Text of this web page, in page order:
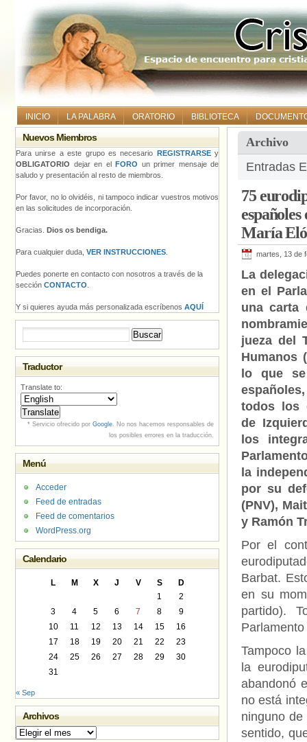
INICIO LA PALABRA ORATORIO BIBLIOTECA
Archivo
Entradas
75
María
martes, 13 de
La
en el
una carta
jueza del
Humanos (
lo que
todos los
de
los
la
por su
(PNV),
y Ramón
Por el
Barbat.
en su
partido).
Tampoco
la
abandonó
no está
ninguno
sentido,
Nuevos Miembros
Para unirse a este grupo es necesario REGISTRARSEy
OBLIGATORIO dejar en el FORO un primer mensaje de
saludo y presentación al resto de miembros.
Por favor, no lo olvidéis, ni tampoco indicar vuestros motivos
en las solicitudes de incorporación.
Gracias. Dios os bendiga.
Para cualquier duda, VER INSTRUCCIONES
Puedes ponerte en contacto con nosotros a través de la
sección CONTACTO
Y si quieres ayuda más personalizada escríbenos AQUÍ
Traductor
Translate to:
* Servicio ofrecido por Google. No nos hacemos responsables de
los posibles errores en la traducción.
Menú
Acceder
Feed de entradas
Feed de comentarios
WordPress.org
Calendario
L M X J V S
D
1
2
3
4 5 6 7 8
9
10
11 12 13 14 15
16
17
18 19 20 21 22
23
24
25 26 27 28 29
30
31
« Sep
Archivos
Archivos